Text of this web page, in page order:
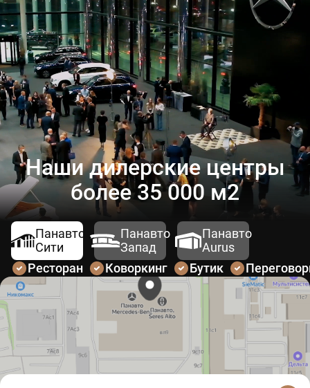
Наши дилерские центры
более 35 000 м2
Панавто
Сити
Панавто
Запад
Панавто
Aurus
Ресторан
Коворкинг Бутик